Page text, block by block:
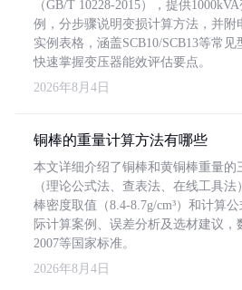
（GB/T 10228-2015），提供
例，分步骤说明变损计算方法，并附
实例表格，涵盖SCB10/SCB13等常
快速掌握变压器能效评估要点。
2026年8月4日
铜棒的重量计算方法有哪些
本文详细介绍了铜棒和黄铜棒重量的
（理论公式法、查表法、在线工具
棒密度取值（8.4-8.7g/cm³）和计算
际计算案例、误差分析及选材建议，
2007等国家标准。
2026年8月4日